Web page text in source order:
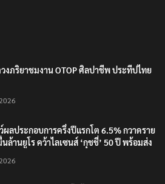
วงภริยาชมงาน OTOP ศิลปาชีพ ประทีปไทย
ผลประกอบการครึ่งปีแรกโต 6.5% กวาดราย
ล้านยูโร คว้าไลเซนส์ ‘กุชชี่’ 50 ปี พร้อมส่ง